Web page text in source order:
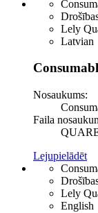
Lely
Latvian
Nosaukums:
Faila
Lejupielādēt
Lely
English